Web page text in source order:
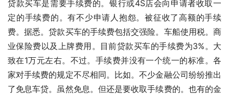
贷款买车是需要手续费的。银行或4S店会向申请者收取一
定的手续费的。有不少申请人抱怨。被征收了高额的手续
费。据悉。贷款买车的手续费包括交强险。车船使用税。商
业保险费以及上牌费用。目前贷款买车的手续费为3%。大
致在1万元左右。不过。手续费并没有一个统一的标准。各
家对手续费的规定不尽相同。比如。不少金融公司纷纷推出
了免息车贷。虽然免息。但还是要收取手续费的。也有的金